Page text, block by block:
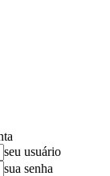
seu usuário
sua senha